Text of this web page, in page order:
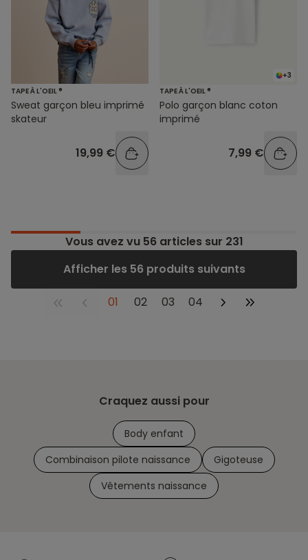
TAPE À L'OEIL ®
Sweat garçon bleu imprimé
skateur
19,99 €
+3
TAPE À L'OEIL ®
Polo garçon blanc coton
imprimé
7,99 €
Vous avez vu 56articles sur 231
Afficher les 56 produits suivants
01 02 03 04
Craquez aussi pour
Body enfant
Combinaison pilote naissance
Gigoteuse
Vêtements naissance